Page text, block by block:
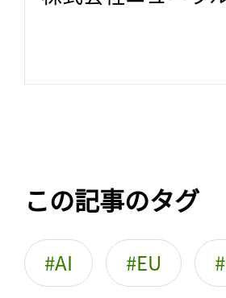
この記事のタグ
AI EU